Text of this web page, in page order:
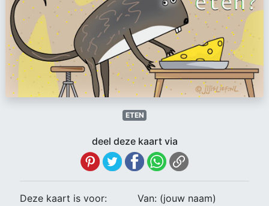
ETEN
deel deze kaart via
Deze kaart is voor: Van: (jouw naam)